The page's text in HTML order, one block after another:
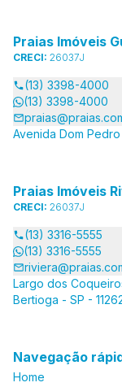
Praias Imóveis
CRECI: 26037J
(13) 3398-4000
(13) 3398-4000
Avenida Dom
Praias Imóveis
CRECI: 26037J
(13) 3316-5555
(13) 3316-5555
Largo dos
Bertioga - SP -
Navegação
Home